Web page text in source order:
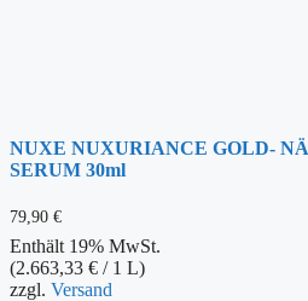
NUXE NUXURIANCE GOLD-
SERUM 30ml
79,90 €
Enthält 19% MwSt.
(2.663,33 € / 1 L)
zzgl. Versand